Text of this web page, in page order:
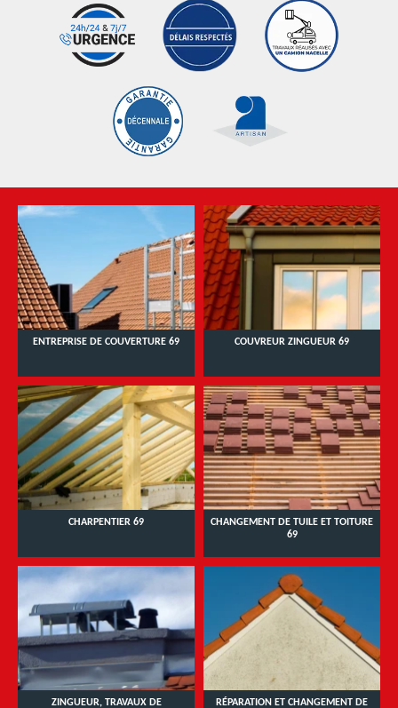
ENTREPRISE DE COUVERTURE 69 COUVREUR ZINGUEUR 69
CHARPENTIER 69
CHANGEMENT DE TUILE ET TOITURE
69
ZINGUEUR, TRAVAUX DE
RÉPARATION ET CHANGEMENT DE